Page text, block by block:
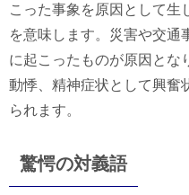
こった事象を原因として生
を意味します。災害や交通
に起こったものが原因とな
動悸、精神症状として興奮
られます。
驚愕の対義語